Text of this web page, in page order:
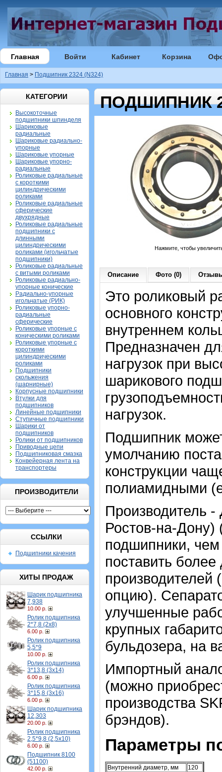
Главная Войти Кабинет Корзина
Главная > Подшипник 2324 (N324)
КАТЕГОРИИ
Высокоточные
подшипники шпинделя
Шариковые
радиальные
Шариковые радиально-
упорные
Шариковые упорные
Шариковые упорно-
радиальные
Роликовые радиальные
с короткими
цилиндрическими
роликами
Роликовые радиальные
сферические
двухрядные
Роликовые радиальные
подшипники с
длинными
цилиндрическими
роликами (игольчатые
подшипники)
Роликовые радиальные
с витыми роликами
Роликовые радиально-
упорные конические
Радиально-упорные
игольчатые (РИК)
Роликовые упорно-
радиальные
сферические
Роликовые упорные с
коническими роликами
Роликовые упорные с
короткими
цилиндрическими
роликами
Подшипники
скольжения
(шарнирные)
Корпусные подшипники
Втулки для
подшипников
Линейные подшипники
Ступичные подшипники
Шарики от
подшипников
Ролики от подшипников
Приводные цепи
Подшипниковая смазка
Конвейерная лента на
транспортеры
ПРОИЗВОДИТЕЛИ
ССЫЛКИ
Подшипники качения
ХИТЫ ПРОДАЖ
Шарик подшипника
7,938
10.00 р.
Ролик подшипника
2*7,8 (2х8)
6.00 р.
Ролик подшипника
5,5*9
10.00 р.
Ролик подшипника
3*13,8 (3х14)
6.00 р.
Ролик подшипника
3*15,8 (3х16)
6.00 р.
Шарик подшипника
12,303
20.00 р.
Ролик подшипника
2,5*9,8 (2,5х10)
6.00 р.
Подшипник 8100
(51100)
42.00 р.
ПОДШИПНИК
Нажмите, чтобы
Описание Фото (0)
Это роликовый
основного
внутреннем
Предназначен
нагрузок при
шарикового
нагрузок.
Подшипник
умолчанию
конструкции
полиамидными
Производитель
Ростов-на-Дону)
подшипники,
поставить
производителей
опцию).
улучшенные
крупных
бульдозера, на
Импортный
(можно
производства
брэндов).
Параметры
Внутренний диаметр, мм
120